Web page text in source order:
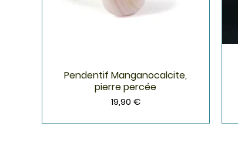
Aperçu rapide
Pendentif Manganocalcite,
pierre percée
Prix
19,90 €